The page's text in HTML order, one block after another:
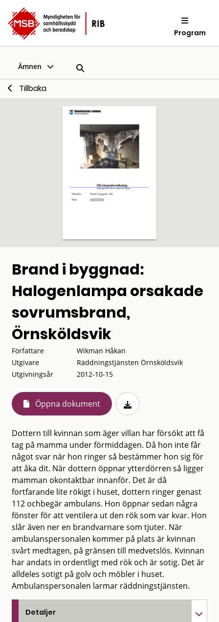
Program
Ämnen
Tillbaka
Brand i byggnad:
Halogenlampa orsakade
sovrumsbrand,
Örnsköldsvik
Författare
Wikman Håkan
Utgivare
Räddningstjänsten Örnsköldsvik
Utgivningsår
2012-10-15
Öppna dokument
Dottern till kvinnan som äger villan har försökt att få
tag på mamma under förmiddagen. Då hon inte får
något svar när hon ringer så bestämmer hon sig för
att åka dit. När dottern öppnar ytterdörren så ligger
mamman okontaktbar innanför. Det är då
fortfarande lite rökigt i huset, dottern ringer genast
112 ochbegär ambulans. Hon öppnar sedan några
fönster för att ventilera ut den rök som var kvar. Hon
slår även ner en brandvarnare som tjuter. När
ambulanspersonalen kommer på plats är kvinnan
svårt medtagen, på gränsen till medvetslös. Kvinnan
har andats in ordentligt med rök och är sotig. Det är
alldeles sotigt på golv och möbler i huset.
Ambulanspersonalen larmar räddningstjänsten.
Detaljer